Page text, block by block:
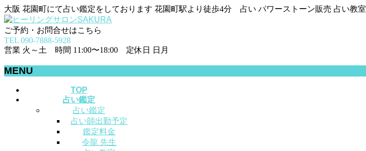
大阪 花園町にて占い鑑定をしております 花園町駅より徒歩4分 占い パワーストーン販売 占い教室
ご予約・お問合せはこちら
TEL 090-7888-5928
営業 火～土 時間 11:00〜18:00 定休日 日月
MENU
TOP
占い鑑定
占い鑑定
占い師出勤予定
鑑定料金
令龍 先生